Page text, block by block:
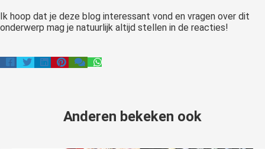
Ik hoop dat je deze blog interessant vond en vragen over dit
onderwerp mag je natuurlijk altijd stellen in de reacties!
Anderen bekeken ook